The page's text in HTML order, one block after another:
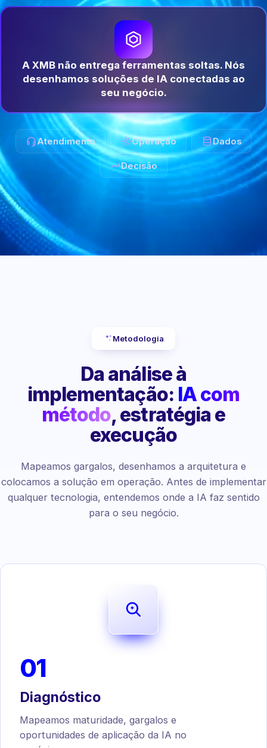
A XMB não entrega ferramentas soltas. Nós
desenhamos soluções de IA conectadas ao
seu negócio.
Atendimento Operação Dados
Decisão
Metodologia
Da análise à
implementação: IA com
método, estratégia e
execução
Mapeamos gargalos, desenhamos a arquitetura e
colocamos a solução em operação. Antes de implementar
qualquer tecnologia, entendemos onde a IA faz sentido
para o seu negócio.
01
Diagnóstico
Mapeamos maturidade, gargalos e
oportunidades de aplicação da IA no